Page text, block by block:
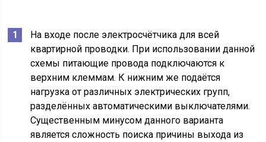
На входе после электросчётчика для всей
квартирной проводки. При использовании данной
схемы питающие провода подключаются к
верхним клеммам. К нижним же подаётся
нагрузка от различных электрических групп,
разделённых автоматическими выключателями.
Существенным минусом данного варианта
является сложность поиска причины выхода из